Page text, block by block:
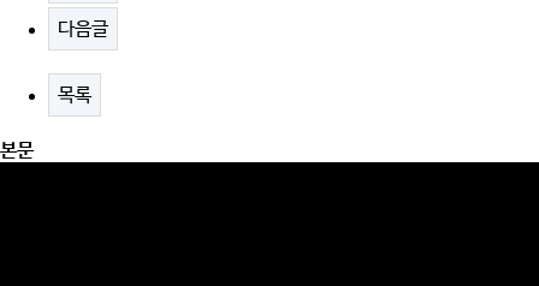
다음글
목록
본문